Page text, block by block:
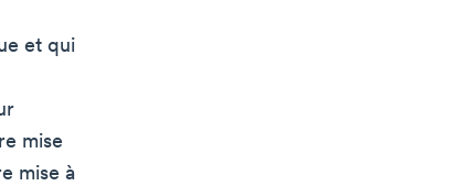
et qui
mise
mise à